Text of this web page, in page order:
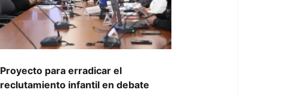
Proyecto para erradicar el
reclutamiento infantil en debate